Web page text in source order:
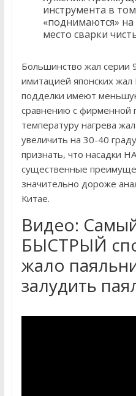
инструмента в
«поднимаются» на
место сварки
Большинство жал серии
имитацией японских жал
подделки имеют
сравнению с фирменной
температуру нагрева
увеличить на 30-40
признать, что насадки
существенные
значительно дороже
Китае.
Видео:
БЫСТРЫЙ
жало
залудить